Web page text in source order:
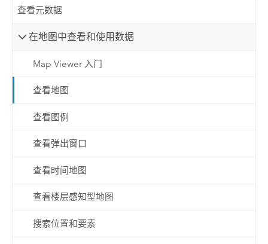
查看元数据
在地图中查看和使用数据
Map Viewer 入门
查看地图
查看图例
查看弹出窗口
查看时间地图
查看楼层感知型地图
搜索位置和要素